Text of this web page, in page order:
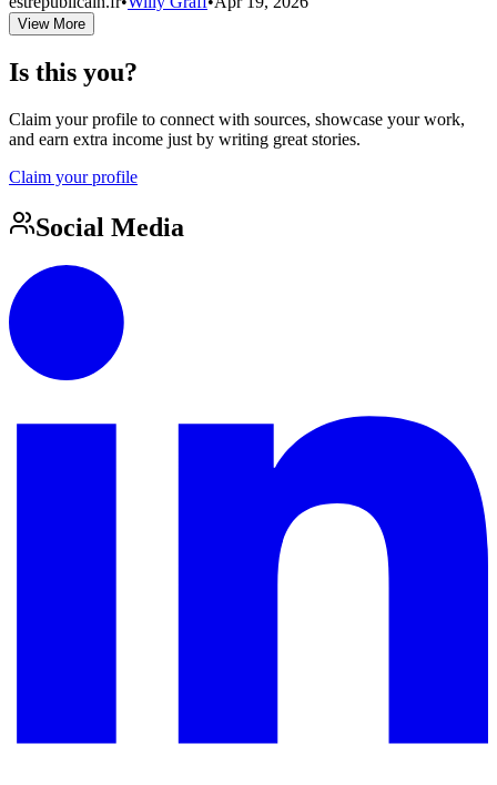
View More
Is this you?
Claim your profile to connect with sources, showcase your work,
and earn extra income just by writing great stories.
Claim your profile
Social Media